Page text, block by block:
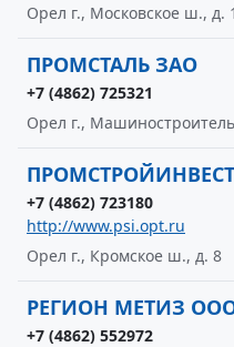
Орел г., Московское ш., д.
ПРОМСТАЛЬ ЗАО
+7 (4862) 725321
Орел г.,
+7 (4862) 723180
http://www.psi.opt.ru
Орел г., Кромское ш., д. 8
РЕГИОН МЕТИЗ
+7 (4862) 552972